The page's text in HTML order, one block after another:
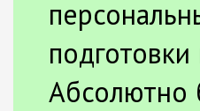
подготовки
Абсолютно